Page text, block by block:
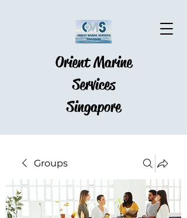
Orient Marine
Services
Singapore
Groups